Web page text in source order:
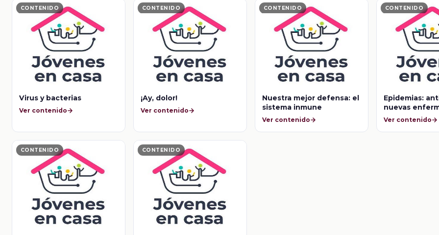
CONTENIDO
Virus y bacterias
Ver contenido
CONTENIDO
¡Ay, dolor!
Ver contenido
CONTENIDO
Nuestra mejor defensa: el
sistema inmune
Ver contenido
CONTENIDO
Epidemias:
nuevas
Ver contenido
CONTENIDO CONTENIDO